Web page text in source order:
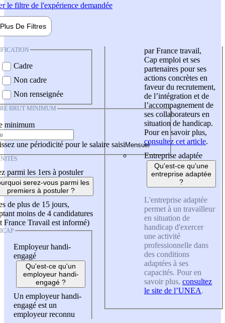
le filtre de l'expérience demandée
Plus De Filtres
Cadre
Non cadre
Non renseignée
BRUT MINIMUM
minimum
une périodicité pour le salaire saisi
parmi les 1ers à postuler
serez-vous parmi les
premiers à postuler ?
de plus de 15 jours,
moins de 4 candidatures
France Travail est informé)
Employeur handi-
engagé
Qu'est-ce qu'un
employeur handi-
engagé ?
Un employeur handi-
engagé est un
employeur reconnu
par France travail,
Cap emploi et ses
partenaires pour ses
actions concrètes en
faveur du recrutement,
de l’intégration et de
l’accompagnement de
ses collaborateurs en
situation de handicap.
Pour en savoir plus,
consultez cet article.
Entreprise adaptée
Qu'est-ce qu'une
entreprise adaptée
?
L'entreprise adaptée
permet à un travailleur
en situation de
handicap d'exercer
une activité
professionnelle dans
des conditions
adaptées à ses
capacités. Pour en
savoir plus, consultez
le site de l’UNEA.